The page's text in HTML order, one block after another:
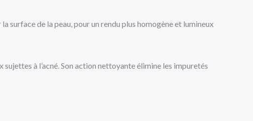
surface de la peau, pour un rendu plus homogène et lumineux
à l’acné. Son action nettoyante élimine les impuretés